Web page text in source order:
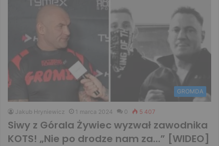
GROMDA
Jakub Hryniewicz 1 marca 2024 0 5 407
Siwy z Górala Żywiec wyzwał zawodnika
KOTS! „Nie po drodze nam za…” [WIDEO]